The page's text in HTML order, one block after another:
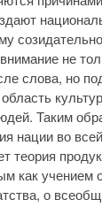
не
слова, но
Таким
нации во
теория
как учением
о